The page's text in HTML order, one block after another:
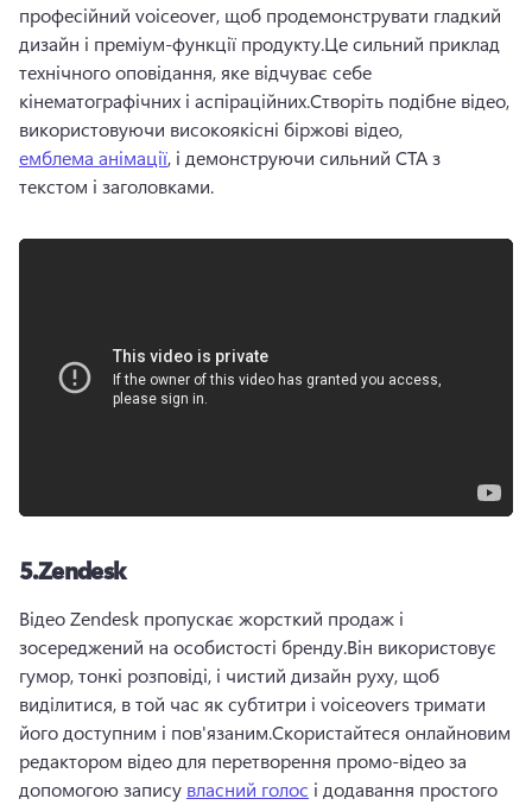
професійний voiceover, щоб продемонструвати гладкий
дизайн і преміум-функції продукту.Це сильний приклад
технічного оповідання, яке відчуває себе
кінематографічних і аспіраційних.Створіть подібне відео,
використовуючи високоякісні біржові відео,
емблема анімації, і демонструючи сильний CTA з
текстом і заголовками.
5.Zendesk
Відео Zendesk пропускає жорсткий продаж і
зосереджений на особистості бренду.Він використовує
гумор, тонкі розповіді, і чистий дизайн руху, щоб
виділитися, в той час як субтитри і voiceovers тримати
його доступним і пов'язаним.Скористайтеся онлайновим
редактором відео для перетворення промо-відео за
допомогою запису власний голос і додавання простого